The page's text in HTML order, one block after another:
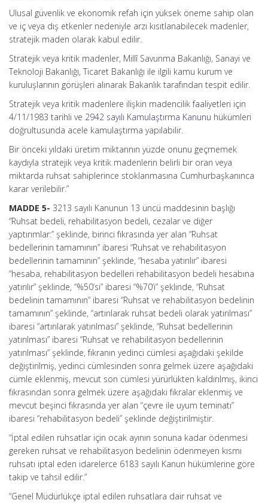
Ulusal güvenlik ve ekonomik refah için yüksek öneme sahip olan
ve iç veya dış etkenler nedeniyle arzı kısıtlanabilecek madenler,
stratejik maden olarak kabul edilir.
Stratejik veya kritik madenler, Millî Savunma Bakanlığı, Sanayi ve
Teknoloji Bakanlığı, Ticaret Bakanlığı ile ilgili kamu kurum ve
kuruluşlarının görüşleri alınarak Bakanlık tarafından tespit edilir.
Stratejik veya kritik madenlere ilişkin madencilik faaliyetleri için
4/11/1983 tarihli ve 2942 sayılı Kamulaştırma Kanunu hükümleri
doğrultusunda acele kamulaştırma yapılabilir.
Bir önceki yıldaki üretim miktarının yüzde onunu geçmemek
kaydıyla stratejik veya kritik madenlerin belirli bir oran veya
miktarda ruhsat sahiplerince stoklanmasına Cumhurbaşkanınca
karar verilebilir.”
MADDE 5- 3213 sayılı Kanunun 13 üncü maddesinin başlığı
“Ruhsat bedeli, rehabilitasyon bedeli, cezalar ve diğer
yaptırımlar:” şeklinde, birinci fıkrasında yer alan “Ruhsat
bedellerinin tamamının” ibaresi “Ruhsat ve rehabilitasyon
bedellerinin tamamının” şeklinde, “hesaba yatırılır” ibaresi
“hesaba, rehabilitasyon bedelleri rehabilitasyon bedeli hesabına
yatırılır” şeklinde, “%50’si” ibaresi “%70’i” şeklinde, “Ruhsat
bedelinin tamamının” ibaresi “Ruhsat ve rehabilitasyon bedelinin
tamamının” şeklinde, “artırılarak ruhsat bedeli olarak yatırılması”
ibaresi “artırılarak yatırılması” şeklinde, “Ruhsat bedellerinin
yatırılması” ibaresi “Ruhsat ve rehabilitasyon bedellerinin
yatırılması” şeklinde, fıkranın yedinci cümlesi aşağıdaki şekilde
değiştirilmiş, yedinci cümlesinden sonra gelmek üzere aşağıdaki
cümle eklenmiş, mevcut son cümlesi yürürlükten kaldırılmış, ikinci
fıkrasından sonra gelmek üzere aşağıdaki fıkralar eklenmiş ve
mevcut beşinci fıkrasında yer alan “çevre ile uyum teminatı”
ibaresi “rehabilitasyon bedeli” şeklinde değiştirilmiştir.
“İptal edilen ruhsatlar için ocak ayının sonuna kadar ödenmesi
gereken ruhsat ve rehabilitasyon bedelinin ödenmeyen kısmı
ruhsatı iptal eden idarelerce 6183 sayılı Kanun hükümlerine göre
takip ve tahsil edilir.”
“Genel Müdürlükçe iptal edilen ruhsatlara dair ruhsat ve